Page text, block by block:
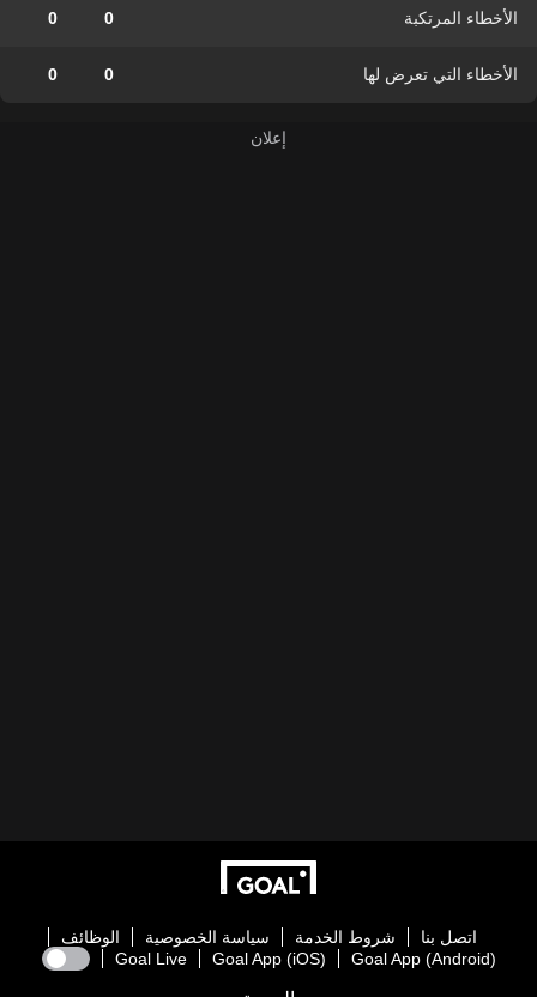
الأخطاء المرتكبة 0
0
الأخطاء التي تعرض لها 0
0
اتصل بنا شروط الخدمة سياسة الخصوصية
الوظائف
Goal App (Android)
Goal App (iOS)
Goal Live